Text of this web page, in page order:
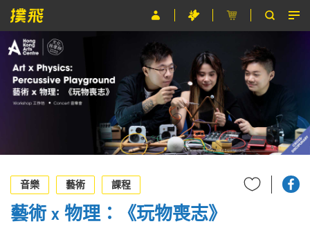
節目
主辦單位
EN
音樂
藝術 課程
藝術 x 物理：《玩物喪志》